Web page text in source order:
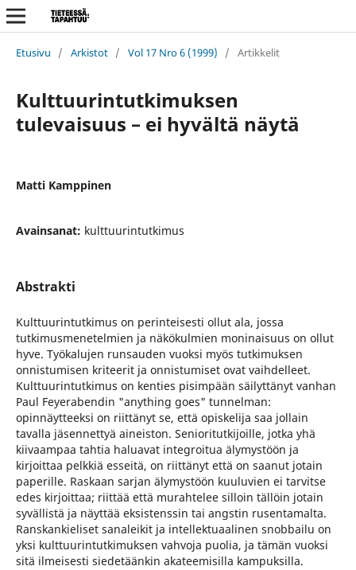
Etusivu / Arkistot / Vol 17 Nro 6 (1999) / Artikkelit
Kulttuurintutkimuksen
tulevaisuus – ei hyvältä näytä
Matti Kamppinen
Avainsanat: kulttuurintutkimus
Abstrakti
Kulttuurintutkimus on perinteisesti ollut ala, jossa
tutkimusmenetelmien ja näkökulmien moninaisuus on ollut
hyve. Työkalujen runsauden vuoksi myös tutkimuksen
onnistumisen kriteerit ja onnistumiset ovat vaihdelleet.
Kulttuurintutkimus on kenties pisimpään säilyttänyt vanhan
Paul Feyerabendin "anything goes" tunnelman:
opinnäytteeksi on riittänyt se, että opiskelija saa jollain
tavalla jäsennettyä aineiston. Senioritutkijoille, jotka yhä
kiivaampaa tahtia haluavat integroitua älymystöön ja
kirjoittaa pelkkiä esseitä, on riittänyt että on saanut jotain
paperille. Raskaan sarjan älymystöön kuuluvien ei tarvitse
edes kirjoittaa; riittää että murahtelee silloin tällöin jotain
syvällistä ja näyttää eksistenssin tai angstin rusentamalta.
Ranskankieliset sanaleikit ja intellektuaalinen snobbailu on
yksi kulttuurintutkimuksen vahvoja puolia, ja tämän vuoksi
sitä ilmeisesti siedetäänkin akateemisilla kampuksilla.